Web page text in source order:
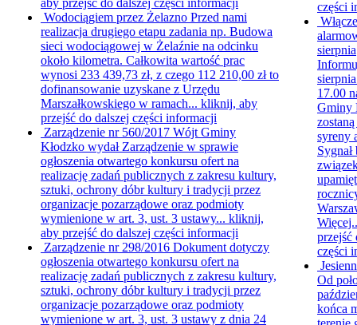
Wodociągiem przez Żelazno Przed nami
realizacja drugiego etapu zadania np. Budowa
sieci wodociągowej w Żelaźnie na odcinku
około kilometra. Całkowita wartość prac
wynosi 233 439,73 zł, z czego 112 210,00 zł to
dofinansowanie uzyskane z Urzędu
Marszałkowskiego w ramach... kliknij, aby
przejść do dalszej części informacji
Zarządzenie nr 560/2017 Wójt Gminy
Kłodzko wydał Zarządzenie w sprawie
ogłoszenia otwartego konkursu ofert na
realizację zadań publicznych z zakresu kultury,
sztuki, ochrony dóbr kultury i tradycji przez
organizacje pozarządowe oraz podmioty
wymienione w art. 3, ust. 3 ustawy... kliknij,
aby przejść do dalszej części informacji
Zarządzenie nr 298/2016 Dokument dotyczy
ogłoszenia otwartego konkursu ofert na
realizację zadań publicznych z zakresu kultury,
sztuki, ochrony dóbr kultury i tradycji przez
organizacje pozarządowe oraz podmioty
wymienione w art. 3, ust. 3 ustawy z dnia 24
części
sierpnia
17.00
Gminy
syreny
przejść
części
Od
końca